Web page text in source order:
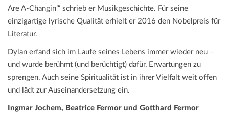
Are A-Changin’“ schrieb er Musikgeschichte. Für seine
einzigartige lyrische Qualität erhielt er 2016 den Nobelpreis für
Literatur.
Dylan erfand sich im Laufe seines Lebens immer wieder neu –
und wurde berühmt (und berüchtigt) dafür, Erwartungen zu
sprengen. Auch seine Spiritualität ist in ihrer Vielfalt weit offen
und lädt zur Auseinandersetzung ein.
Ingmar Jochem, Beatrice Fermor und Gotthard Fermor